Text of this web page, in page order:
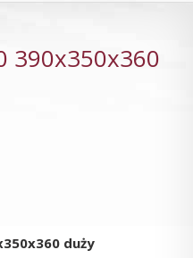
390x350x360
duży